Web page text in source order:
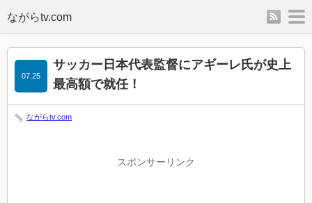
rss
サッカー日本代表監督にアギーレ氏が史上
最高額で就任！
07.25
ながらtv.com
スポンサーリンク